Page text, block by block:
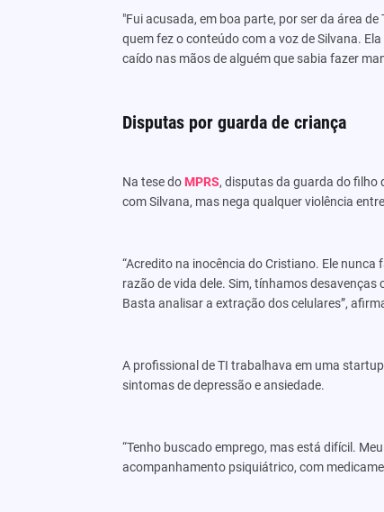
"Fui acusada, em boa parte, por ser da área
quem fez o conteúdo com a voz de Silvana.
caído nas mãos de alguém que sabia fazer
Disputas por guarda de criança
Na tese do MPRS, disputas da guarda do filho
com Silvana, mas nega qualquer violência
“Acredito na inocência do Cristiano. Ele
razão de vida dele. Sim, tínhamos
Basta analisar a extração dos celulares”,
A profissional de TI trabalhava em uma
sintomas de depressão e ansiedade.
“Tenho buscado emprego, mas está difícil.
acompanhamento psiquiátrico, com